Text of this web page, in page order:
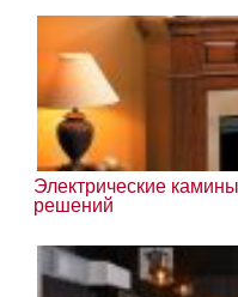
Электрические
решений